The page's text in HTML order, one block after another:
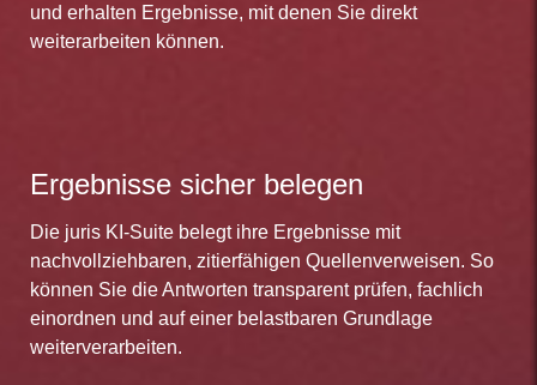
und erhalten Ergebnisse, mit denen Sie direkt
weiterarbeiten können.
Ergebnisse sicher belegen
Die juris KI-Suite belegt ihre Ergebnisse mit
nachvollziehbaren, zitierfähigen Quellenverweisen. So
können Sie die Antworten transparent prüfen, fachlich
einordnen und auf einer belastbaren Grundlage
weiterverarbeiten.